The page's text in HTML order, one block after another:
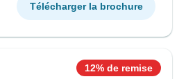
Télécharger la brochure
12% de remise